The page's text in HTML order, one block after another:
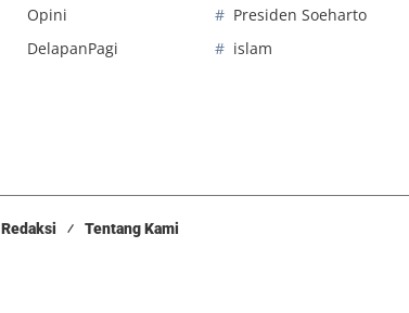
Opini
DelapanPagi
Presiden Soeharto
islam
Redaksi Tentang Kami